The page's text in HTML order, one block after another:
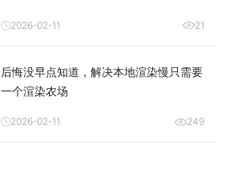
2026-02-11 21
后悔没早点知道，解决本地渲染慢只需要
一个渲染农场
2026-02-11 249